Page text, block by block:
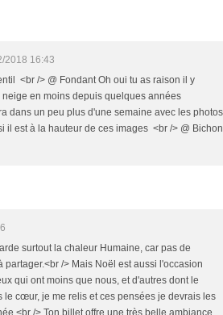
2018 16:43
<br /> @ Fondant Oh oui tu as raison il y
en moins depuis quelques années
dans un peu plus d'une semaine avec les photos
il est à la hauteur de ces images <br /> @ Bichon
surtout la chaleur Humaine, car pas de
partager.<br /> Mais Noël est aussi l'occasion
qui ont moins que nous, et d'autres dont le
le cœur, je me relis et ces pensées je devrais les
/> Ton billet offre une très belle ambiance,